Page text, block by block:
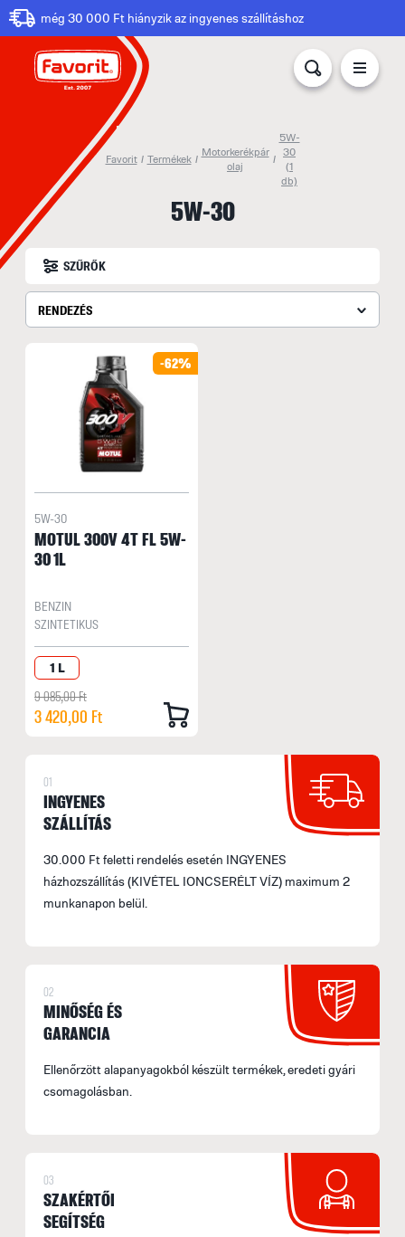
még 30 000 Ft hiányzik az ingyenes szállításhoz
Favorit / Termékek /
Motorkerékpár
olaj
/
5W-
30
(1
db)
5W-30
SZŰRŐK
RENDEZÉS
-62%
5W-30
MOTUL 300V 4T FL 5W-
30 1L
BENZIN
SZINTETIKUS
1 L
9 085,00 Ft
3 420,00 Ft
01
INGYENES
SZÁLLÍTÁS
30.000 Ft feletti rendelés esetén INGYENES
házhozszállítás (KIVÉTEL IONCSERÉLT VÍZ) maximum 2
munkanapon belül.
02
MINŐSÉG ÉS
GARANCIA
Ellenőrzött alapanyagokból készült termékek, eredeti gyári
csomagolásban.
03
SZAKÉRTŐI
SEGÍTSÉG